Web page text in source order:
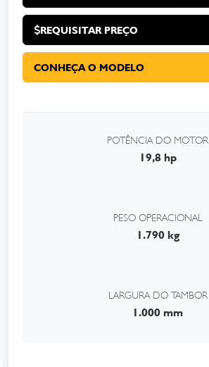
REQUISITAR PREÇO
CONHEÇA O MODELO
POTÊNCIA DO MOTOR
19,8 hp
PESO OPERACIONAL
1.790 kg
LARGURA DO TAMBOR
1.000 mm